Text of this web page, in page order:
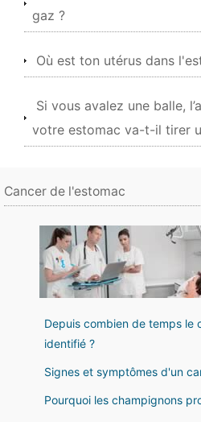
gaz ?
Où est ton utérus dans
Si vous avalez une balle,
votre estomac va-t-il tirer
Cancer de l'estomac
Depuis combien de temps le
identifié ?
Signes et symptômes d'un
Pourquoi les champignons